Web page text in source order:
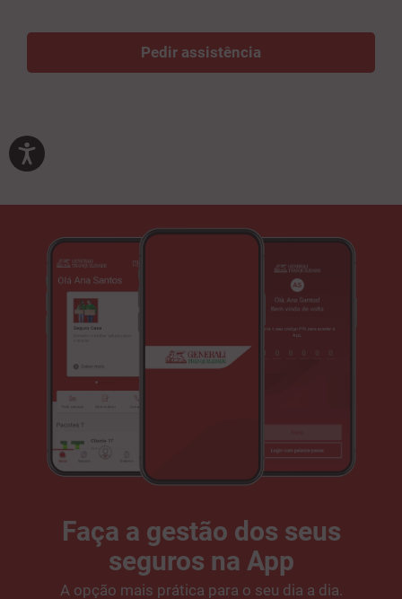
Pedir assistência
Faça a gestão dos seus
seguros na App
A opção mais prática para o seu dia a dia.